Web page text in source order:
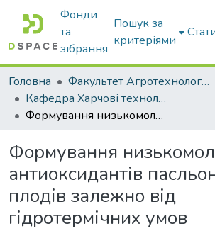
Фонди
та
зібрання
Пошук за
критеріями
Головна
Факультет Агротехнологій та екології
Кафедра Харчові технологіі та готельно-ресторанна справа
Формування низькомолекулярних антиоксидантів пасльонових плодів залежно від гідротермічних умов
Формування
антиоксидантів
плодів залежно від
гідротермічних умов